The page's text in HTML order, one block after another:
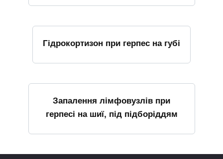
Гідрокортизон при герпес на губі
Запалення лімфовузлів при
герпесі на шиї, під підборіддям